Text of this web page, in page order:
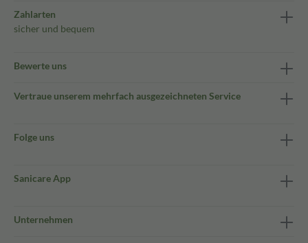
Zahlarten
sicher und bequem
Bewerte uns
Vertraue unserem mehrfach ausgezeichneten Service
Folge uns
Sanicare App
Unternehmen